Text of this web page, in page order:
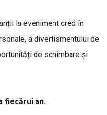
la eveniment cred în
a divertismentului de
de schimbare și
fiecărui an.